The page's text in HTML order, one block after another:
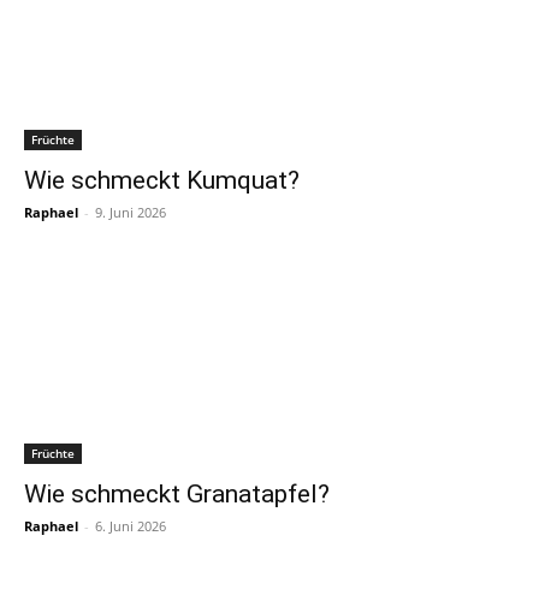
Früchte
Wie schmeckt Kumquat?
Raphael - 9. Juni 2026
Früchte
Wie schmeckt Granatapfel?
Raphael - 6. Juni 2026